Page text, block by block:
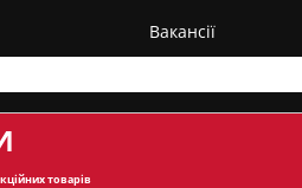
Вакансії
товарів